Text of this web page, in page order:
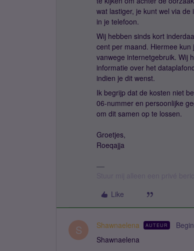
wat lastiger, je kunt wel via
in je telefoon.
Wij hebben sinds kort
cent per maand. Hiermee
vanwege internetgebruik. Wij
informatie over het
indien je dit wenst.
Ik begrijp dat de kosten niet
06-nummer en persoonlijke
om dit samen op te lossen.
Groetjes,
Roeqajja
Like
S Shawnaelena AUTEUR
Shawnaelena